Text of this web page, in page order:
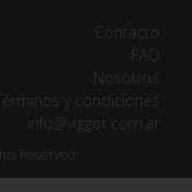
Contacto
FAQ
Nosotros
y condiciones
info@viggot.com.ar
Reserved.